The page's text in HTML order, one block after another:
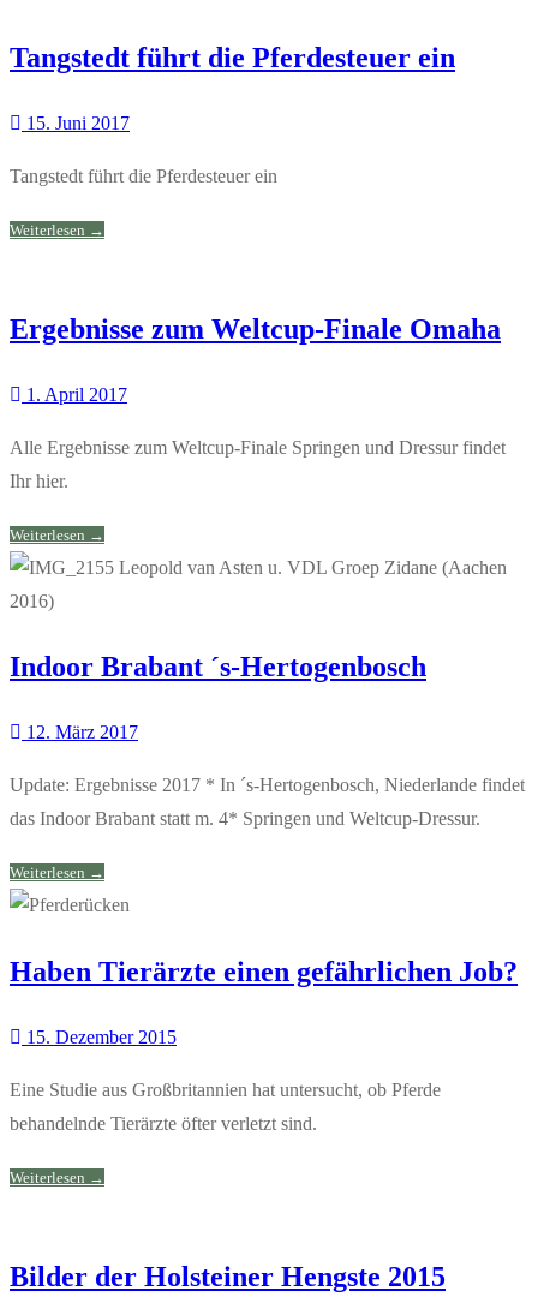
Tangstedt führt die Pferdesteuer ein
15. Juni 2017
Tangstedt führt die Pferdesteuer ein
Weiterlesen →
Ergebnisse zum Weltcup-Finale Omaha
1. April 2017
Alle Ergebnisse zum Weltcup-Finale Springen und Dressur findet
Ihr hier.
Weiterlesen →
Indoor Brabant ´s-Hertogenbosch
12. März 2017
Update: Ergebnisse 2017 * In ´s-Hertogenbosch, Niederlande findet
das Indoor Brabant statt m. 4* Springen und Weltcup-Dressur.
Weiterlesen →
Haben Tierärzte einen gefährlichen Job?
15. Dezember 2015
Eine Studie aus Großbritannien hat untersucht, ob Pferde
behandelnde Tierärzte öfter verletzt sind.
Weiterlesen →
Bilder der Holsteiner Hengste 2015